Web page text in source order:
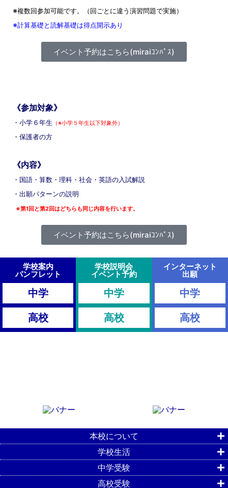
※複数回参加可能です。（回ごとに違う演習問題で実施）
※計算基礎と読解基礎は得点開示あり
イベント予約はこちら(miraiｺﾝﾊﾟｽ)
《参加対象》
・小学６年生 （※小学５年生以下対象外）
・保護者の方
《内容》
・国語・算数・理科・社会・英語の入試解説
・出願パターンの説明
※第1回と第2回はどちらも同じ内容を行います。
イベント予約はこちら(miraiｺﾝﾊﾟｽ)
学校案内
パンフレット
中学
高校
学校説明会
イベント予約
中学
高校
インターネット
出願
中学
高校
本校について
学校生活
中学受験
高校受験